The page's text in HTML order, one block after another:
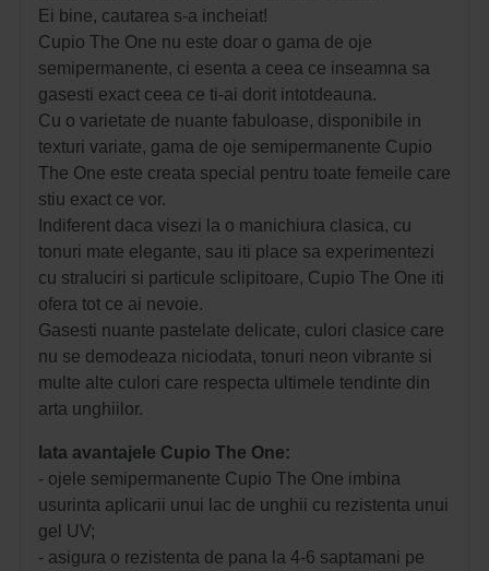
Ei bine, cautarea s-a incheiat!
Cupio The One nu este doar o gama de oje
semipermanente, ci esenta a ceea ce inseamna sa
gasesti exact ceea ce ti-ai dorit intotdeauna.
Cu o varietate de nuante fabuloase, disponibile in
texturi variate, gama de oje semipermanente Cupio
The One este creata special pentru toate femeile care
stiu exact ce vor.
Indiferent daca visezi la o manichiura clasica, cu
tonuri mate elegante, sau iti place sa experimentezi
cu straluciri si particule sclipitoare, Cupio The One iti
ofera tot ce ai nevoie.
Gasesti nuante pastelate delicate, culori clasice care
nu se demodeaza niciodata, tonuri neon vibrante si
multe alte culori care respecta ultimele tendinte din
arta unghiilor.
Iata avantajele Cupio The One:
- ojele semipermanente Cupio The One imbina
usurinta aplicarii unui lac de unghii cu rezistenta unui
gel UV;
- asigura o rezistenta de pana la 4-6 saptamani pe